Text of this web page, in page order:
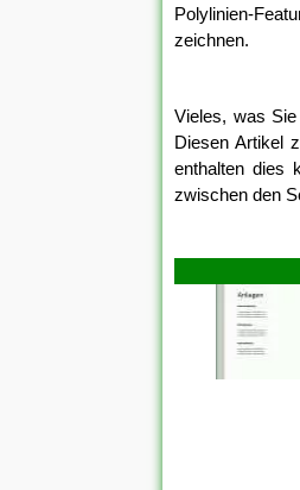
Polylinien-
zeichnen.
Vieles, was
Diesen Artikel
enthalten dies
zwischen den